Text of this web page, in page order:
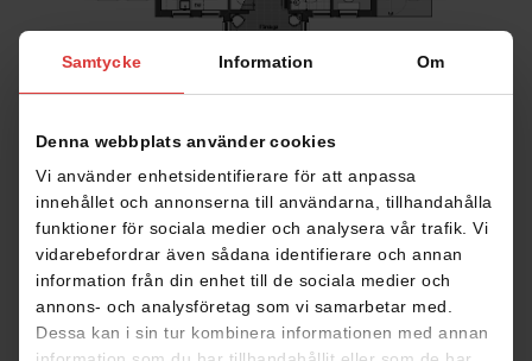
Samtycke Information Om
Denna webbplats använder cookies
Vi använder enhetsidentifierare för att anpassa
innehållet och annonserna till användarna, tillhandahålla
funktioner för sociala medier och analysera vår trafik. Vi
vidarebefordrar även sådana identifierare och annan
information från din enhet till de sociala medier och
annons- och analysföretag som vi samarbetar med.
Dessa kan i sin tur kombinera informationen med annan